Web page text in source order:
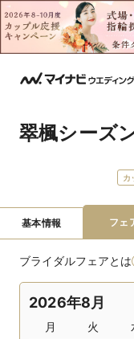
翠楓シーズ
カ
基本情報 フェ
ブライダルフェアとは
2026年8月
月 火